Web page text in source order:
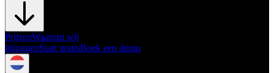
PrijzenWaarom wij
InloggenStart gratisBoek een demo